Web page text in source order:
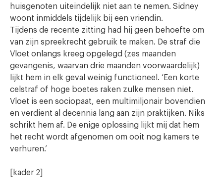
huisgenoten uiteindelijk niet aan te nemen. Sidney
woont inmiddels tijdelijk bij een vriendin.
Tijdens de recente zitting had hij geen behoefte om
van zijn spreekrecht gebruik te maken. De straf die
Vloet onlangs kreeg opgelegd (zes maanden
gevangenis, waarvan drie maanden voorwaardelijk)
lijkt hem in elk geval weinig functioneel. ‘Een korte
celstraf of hoge boetes raken zulke mensen niet.
Vloet is een sociopaat, een multimiljonair bovendien
en verdient al decennia lang aan zijn praktijken. Niks
schrikt hem af. De enige oplossing lijkt mij dat hem
het recht wordt afgenomen om ooit nog kamers te
verhuren.’
[kader 2]